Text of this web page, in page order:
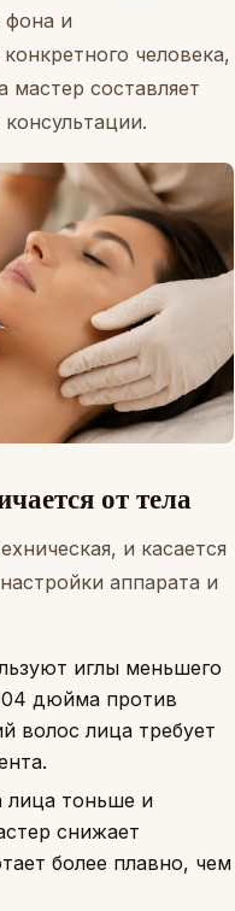
фона и
человека,
мастер составляет
от тела
и касается
аппарата и
иглы меньшего
дюйма против
волос лица требует
лица тоньше и
снижает
более плавно, чем